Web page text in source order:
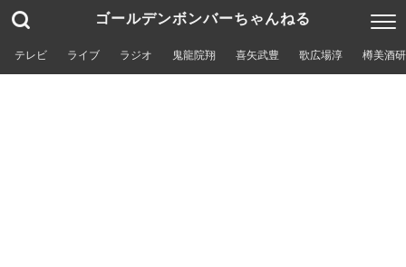
ゴールデンボンバーちゃんねる
テレビ ライブ ラジオ 鬼龍院翔 喜矢武豊 歌広場淳 樽美酒